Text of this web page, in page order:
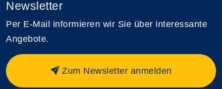
Newsletter
Per E-Mail informieren wir Sie über interessante
Angebote.
Zum Newsletter anmelden